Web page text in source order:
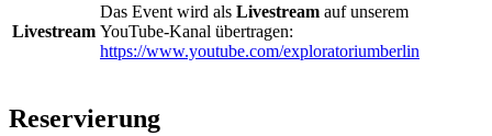
Livestream
Das Event wird als Livestream auf unserem
YouTube-Kanal übertragen:
https://www.youtube.com/exploratoriumberlin
Reservierung